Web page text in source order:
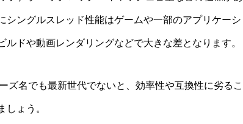
シングルスレッド性能はゲームや一部のアプリケーシ
ドや動画レンダリングなどで大きな差となります。
ズ名でも最新世代でないと、効率性や互換性に劣るこ
しょう。